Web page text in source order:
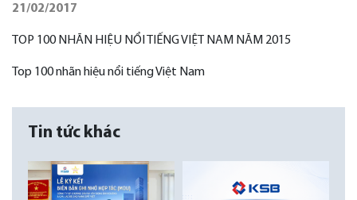
21/02/2017
TOP 100 NHÃN HIỆU NỔI TIẾNG VIỆT NAM NĂM 2015
Top 100 nhãn hiệu nổi tiếng Việt Nam
Tin tức khác